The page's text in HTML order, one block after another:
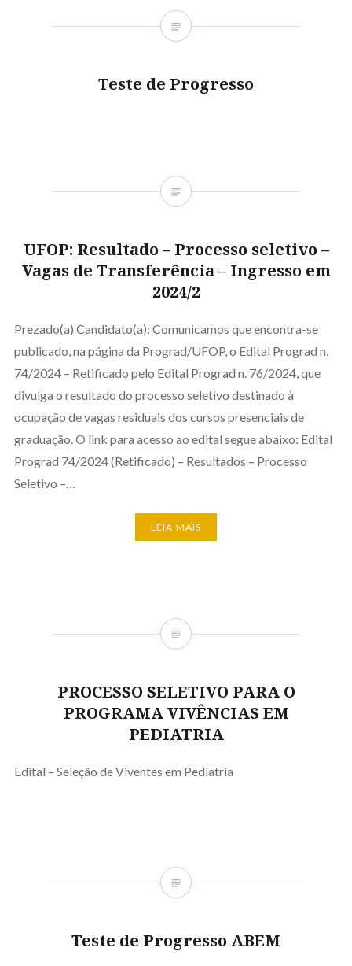
Teste de Progresso
UFOP: Resultado – Processo seletivo –
Vagas de Transferência – Ingresso em
2024/2
Prezado(a) Candidato(a): Comunicamos que encontra-se
publicado, na página da Prograd/UFOP, o Edital Prograd n.
74/2024 – Retificado pelo Edital Prograd n. 76/2024, que
divulga o resultado do processo seletivo destinado à
ocupação de vagas residuais dos cursos presenciais de
graduação. O link para acesso ao edital segue abaixo: Edital
Prograd 74/2024 (Retificado) – Resultados – Processo
Seletivo –…
LEIA MAIS
PROCESSO SELETIVO PARA O
PROGRAMA VIVÊNCIAS EM
PEDIATRIA
Edital – Seleção de Viventes em Pediatria
Teste de Progresso ABEM